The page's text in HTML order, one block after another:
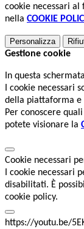
cookie necessari
nella COOKIE
Personalizza
Gestione cookie
In questa
I cookie necessari
della piattaforma e
Per conoscere
potete visionare la
Cookie necessari
I cookie necessari
disabilitati. È
cookie policy.
https://youtu.be/